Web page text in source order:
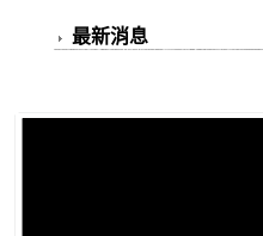
最新消息